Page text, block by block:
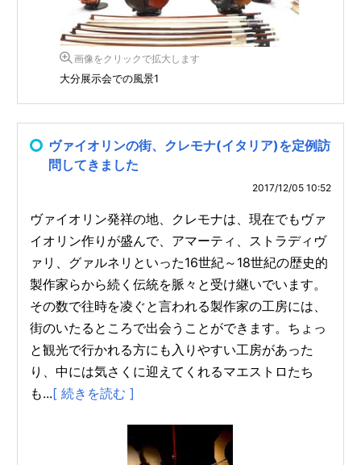
画像をクリックで拡大します
大分展示会での風景1
ヴァイオリンの街、クレモナ(イタリア)を定例訪
問してきました
2017/12/05 10:52
ヴァイオリン発祥の地、クレモナは、現在でもヴァ
イオリン作りが盛んで、アマーティ、ストラディヴ
ァリ、グァルネリといった16世紀～18世紀の歴史的
製作家らから続く伝統を脈々と受け継いでいます。
その数で往時を凌ぐと言われる製作家の工房には、
街のいたるところで出会うことができます。ちょっ
と観光で行かれる方にも入りやすい工房があった
り、中には気さくに迎えてくれるマエストロたち
も...[ 続きを読む ]